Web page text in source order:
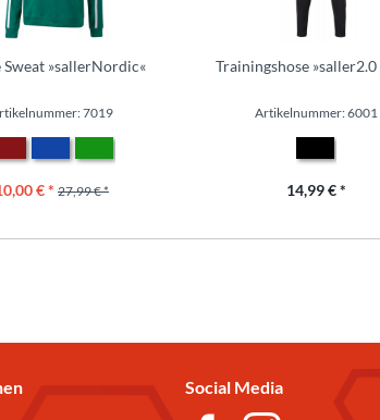
Sweat »sallerNordic«
7019
€ * 27,99 € *
Trainingshose »saller2.0
Artikelnummer: 6001
14,99 € *
Social Media